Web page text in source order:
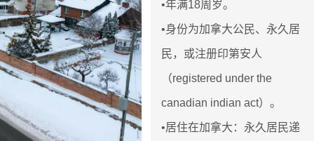
•年满18周岁。
•身份为加拿大公民、永久居
民，或注册印第安人
（registered under the
canadian indian act）。
•居住在加拿大：永久居民递